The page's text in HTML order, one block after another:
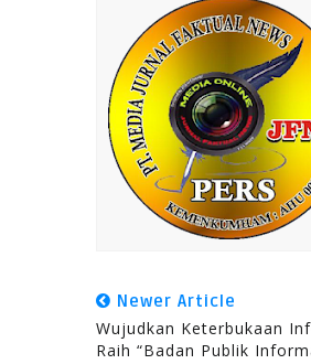
Newer Article
Wujudkan Keterbukaan
Raih “Badan Publik